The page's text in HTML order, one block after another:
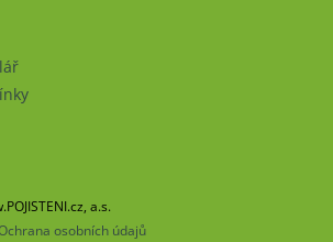
a.s.
osobních údajů